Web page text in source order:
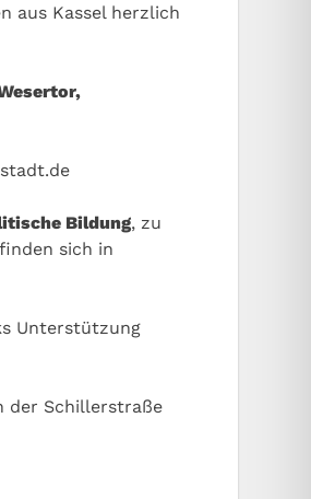
aus Kassel herzlich
Bildung, zu
sich in
Unterstützung
der Schillerstraße